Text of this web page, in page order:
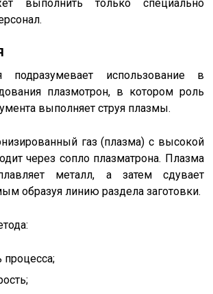
выполнить только специально
подразумевает использование в
плазмотрон, в котором роль
выполняет струя плазмы.
газ (плазма) с высокой
через сопло плазматрона. Плазма
металл, а затем сдувает
образуя линию раздела заготовки.
процесса;